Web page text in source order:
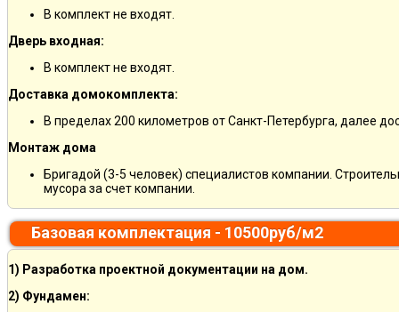
В комплект не входят.
Дверь входная:
В комплект не входят.
Доставка домокомплекта:
В пределах 200 километров от Санкт-Петербурга, далее
Монтаж дома
Бригадой (3-5 человек) специалистов компании.
мусора за счет компании.
Базовая комплектация - 10500руб/м2
1) Разработка проектной документации на дом.
2) Фундамен: